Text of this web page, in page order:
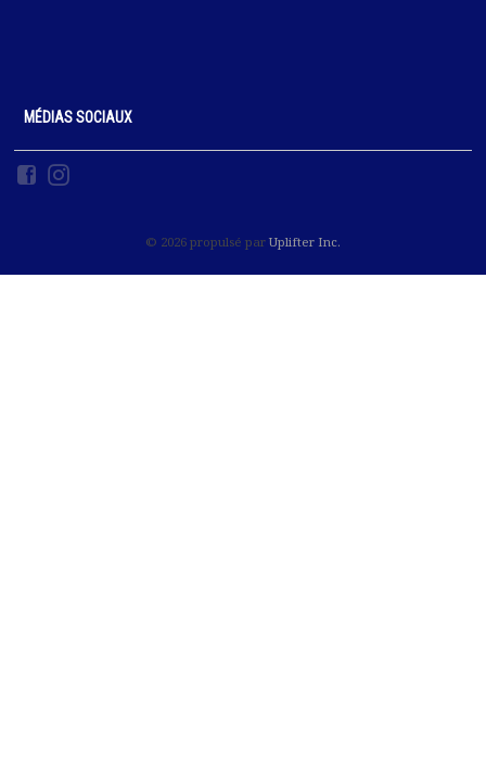
MÉDIAS SOCIAUX
© 2026 propulsé par Uplifter Inc.